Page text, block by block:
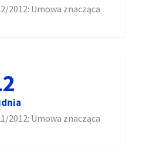
2012: Umowa znacząca
2012: Umowa znacząca